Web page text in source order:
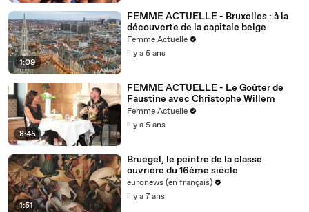
1:09
FEMME ACTUELLE - Bruxelles : à la
découverte de la capitale belge
Femme Actuelle
il y a 5 ans
8:45
FEMME ACTUELLE - Le Goûter de
Faustine avec Christophe Willem
Femme Actuelle
il y a 5 ans
1:51
Bruegel, le peintre de la classe
ouvrière du 16ème siècle
euronews (en français)
il y a 7 ans